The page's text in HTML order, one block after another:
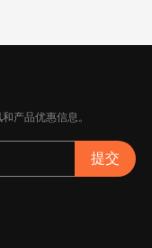
产品优惠信息。